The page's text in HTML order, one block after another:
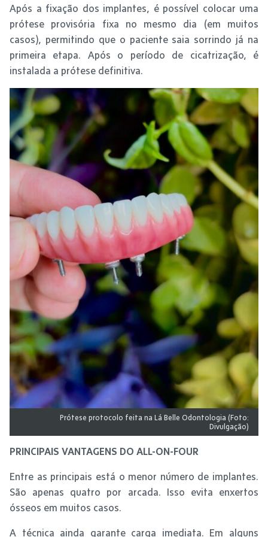
Após a fixação dos implantes, é possível colocar uma
prótese provisória fixa no mesmo dia (em muitos
casos), permitindo que o paciente saia sorrindo já na
primeira etapa. Após o período de cicatrização, é
instalada a prótese definitiva.
Prótese protocolo feita na Lá Belle Odontologia (Foto:
Divulgação)
PRINCIPAIS VANTAGENS DO ALL-ON-FOUR
Entre as principais está o menor número de implantes.
São apenas quatro por arcada. Isso evita enxertos
ósseos em muitos casos.
A técnica ainda garante carga imediata. Em alguns